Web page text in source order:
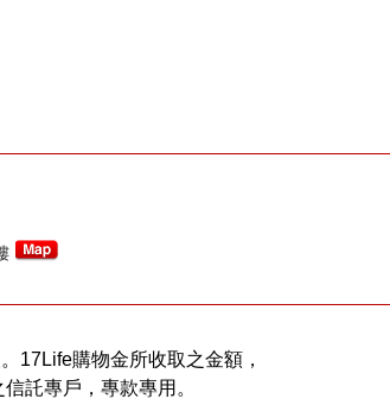
17Life購物金所收取之金額，
託專戶，專款專用。